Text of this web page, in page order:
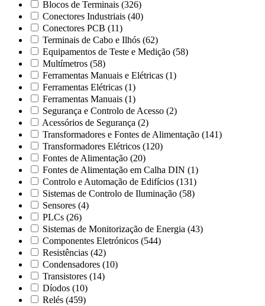
Blocos de Terminais (326)
Conectores Industriais (40)
Conectores PCB (11)
Terminais de Cabo e Ilhós (62)
Equipamentos de Teste e Medição (58)
Multímetros (58)
Ferramentas Manuais e Elétricas (1)
Ferramentas Elétricas (1)
Ferramentas Manuais (1)
Segurança e Controlo de Acesso (2)
Acessórios de Segurança (2)
Transformadores e Fontes de Alimentação (141)
Transformadores Elétricos (120)
Fontes de Alimentação (20)
Fontes de Alimentação em Calha DIN (1)
Controlo e Automação de Edifícios (131)
Sistemas de Controlo de Iluminação (58)
Sensores (4)
PLCs (26)
Sistemas de Monitorização de Energia (43)
Componentes Eletrónicos (544)
Resistências (42)
Condensadores (10)
Transistores (14)
Díodos (10)
Relés (459)